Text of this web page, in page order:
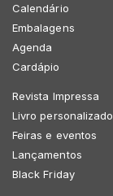
Calendário
Embalagens
Agenda
Cardápio
Revista Impressa
Livro personalizado
Feiras e eventos
Lançamentos
Black Friday